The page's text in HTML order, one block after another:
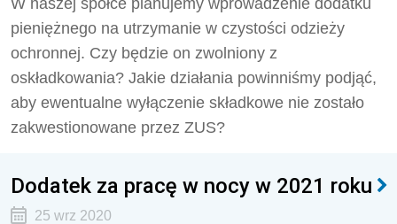
W naszej spółce planujemy wprowadzenie dodatku
pieniężnego na utrzymanie w czystości odzieży
ochronnej. Czy będzie on zwolniony z
oskładkowania? Jakie działania powinniśmy podjąć,
aby ewentualne wyłączenie składkowe nie zostało
zakwestionowane przez ZUS?
Dodatek za pracę w nocy w 2021 roku
25 wrz 2020